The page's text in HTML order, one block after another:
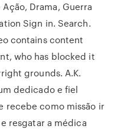
Drama, Guerra
Sign in. Search.
contains content
who has blocked it
grounds. A.K.
dedicado e fiel
recebe como missão ir
resgatar a médica